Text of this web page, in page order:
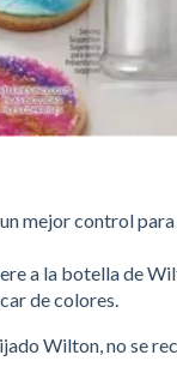
mejor control
a la botella de
de colores.
Wilton, no se